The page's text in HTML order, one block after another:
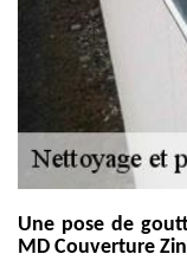
Une pose de
MD Couverture